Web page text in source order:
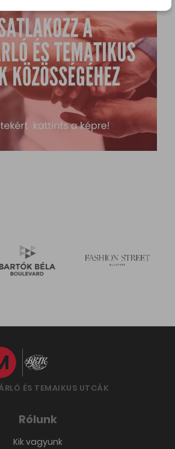
ÉS TEMAIKUS UTCÁK
Rólunk
Kik vagyunk